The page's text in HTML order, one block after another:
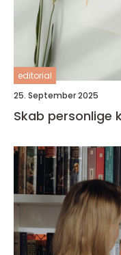
editorial
25. September 2025
Skab personlige